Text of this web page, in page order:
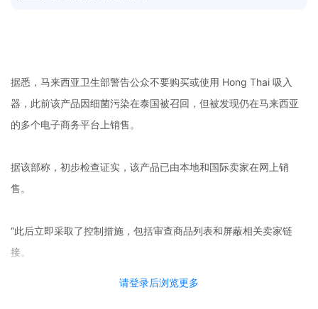
请登录后浏览更多
据悉，马来西亚卫生部警告公众不要购买或使用 Hong Thai 吸入
器 ，此前该产品因细菌污染在泰国被召回，但被发现仍在马来西亚
的多个电子商务平台上销售。
据该部称，初步检查证实，该产品已由本地和国际卖家在网上销
售。
“此后立即采取了控制措施，包括审查商品列表和屏蔽相关卖家链
接。